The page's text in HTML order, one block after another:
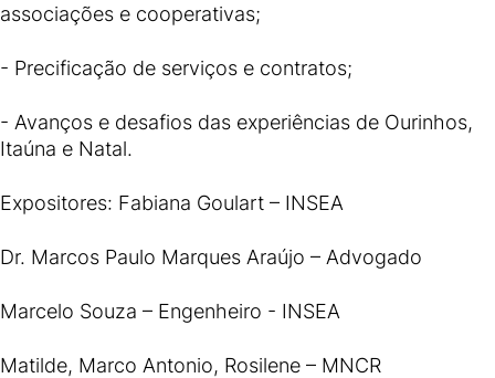
associações e cooperativas;
- Precificação de serviços e contratos;
- Avanços e desafios das experiências de Ourinhos,
Itaúna e Natal.
Expositores: Fabiana Goulart – INSEA
Dr. Marcos Paulo Marques Araújo – Advogado
Marcelo Souza – Engenheiro - INSEA
Matilde, Marco Antonio, Rosilene – MNCR